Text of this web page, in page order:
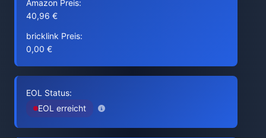
Amazon Preis:
40,96 €
bricklink Preis:
0,00 €
EOL Status:
EOL erreicht